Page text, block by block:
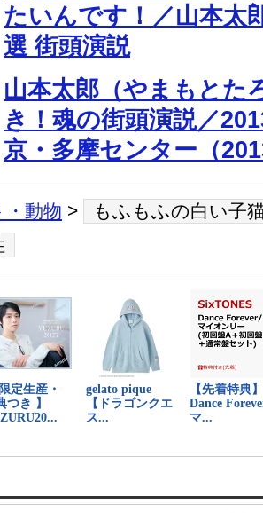
たいんです！／山本太
選 街頭演説
山本太郎（やまもとた
き！魂の街頭演説／
京・多摩センター（
動物 >
もふもふの白い子